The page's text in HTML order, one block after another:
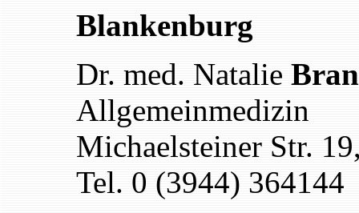
Blankenburg
Dr. med. Natalie
Allgemeinmedizin
Michaelsteiner Str.
Tel. 0 (3944) 364144